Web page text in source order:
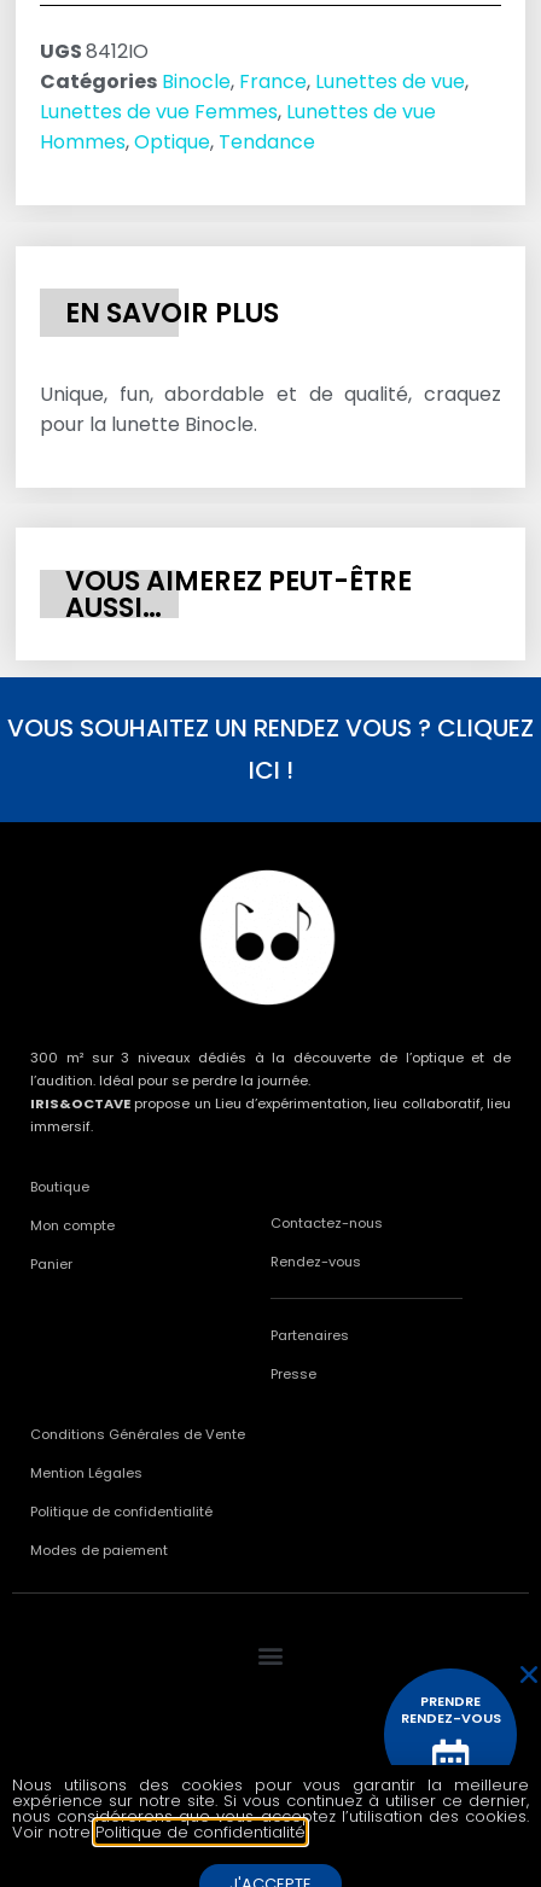
UGS8412IO
Catégories Binocle, France, Lunettes de vue,
Lunettes de vue Femmes, Lunettes de vue
Hommes,Optique, Tendance
EN SAVOIR PLUS
Unique, fun, abordable et de qualité, craquez
pour la lunette Binocle.
VOUS AIMEREZ PEUT-ÊTRE
AUSSI…
VOUS SOUHAITEZ UN RENDEZ VOUS ? CLIQUEZ
ICI !
300 m² sur 3 niveaux dédiés à la découverte de l’optique et de
l’audition. Idéal pour se perdre la journée.
IRIS&OCTAVE propose un Lieu d’expérimentation, lieu collaboratif, lieu
immersif.
Boutique
Mon compte
Panier
Contactez-nous
Rendez-vous
Partenaires
Presse
Conditions Générales de Vente
Mention Légales
Politique de confidentialité
Modes de paiement
© 2020 All rights reserved
PRENDRE
RENDEZ-VOUS
CONTACTEZ
Nous utilisons des cookies pour vous garantir la meilleure
expérience sur notre site. Si vous continuez à utiliser ce dernier,
nous considérerons que vous acceptez l’utilisation des cookies.
Voir notre Politique de confidentialité